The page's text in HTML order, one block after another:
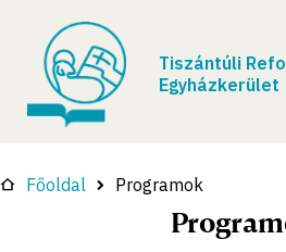
Tiszántúli
Egyházkerület
Főoldal Programok